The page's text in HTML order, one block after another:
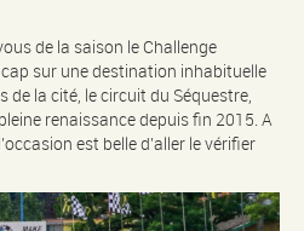
de la saison le Challenge
sur une destination inhabituelle
de la cité, le circuit du Séquestre,
renaissance depuis fin 2015. A
est belle d’aller le vérifier